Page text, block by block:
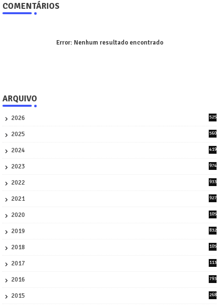
COMENTÁRIOS
Error: Nenhum resultado encontrado
ARQUIVO
2026
525
2025
560
2024
419
2023
974
2022
933
2021
927
2020
105
2019
832
2018
105
2017
113
2016
793
2015
268